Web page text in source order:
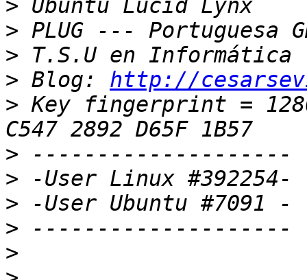
>
>
>
> Blog: http://
> Key fingerprint = 1280
>
>
>
>
>